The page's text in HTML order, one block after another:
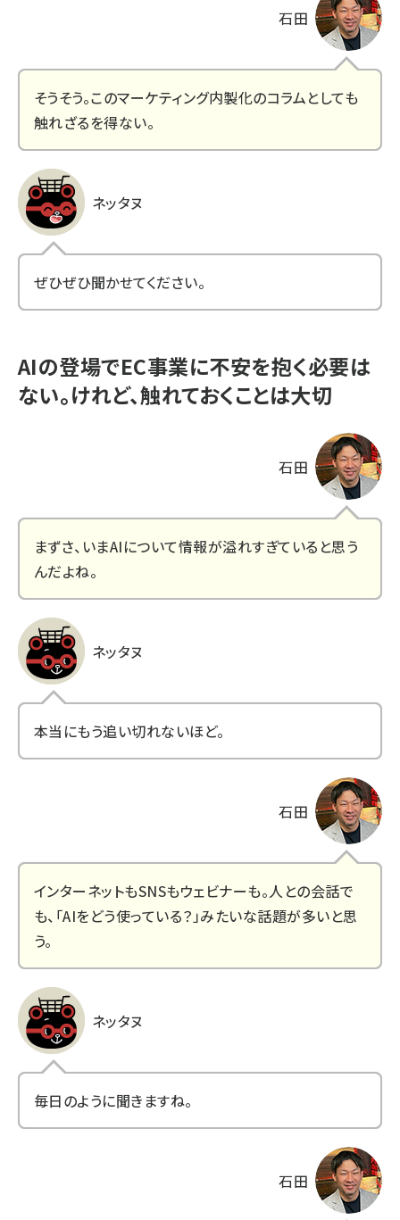
石田
そうそう。このマーケティング内製化のコラムとしても
触れざるを得ない。
ネッタヌ
ぜひぜひ聞かせてください。
AIの登場でEC事業に不安を抱く必要は
ない。けれど、触れておくことは大切
石田
まずさ、いまAIについて情報が溢れすぎていると思う
んだよね。
ネッタヌ
本当にもう追い切れないほど。
石田
インターネットもSNSもウェビナーも。人との会話で
も、「AIをどう使っている？」みたいな話題が多いと思
う。
ネッタヌ
毎日のように聞きますね。
石田